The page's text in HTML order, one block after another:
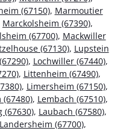
(67150), Marmoutier
Marckolsheim (67390),
(67700), Mackwiller
(67130), Lupstein
, Lochwiller (67440),
, Littenheim (67490),
, Limersheim (67150),
, Lembach (67510),
(67630), Laubach (67580),
Landersheim (67700),